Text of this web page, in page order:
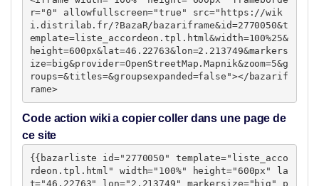
r="0" allowfullscreen="true" src="https://wik
i.distrilab.fr/?BazaR/bazariframe&id=2770050&t
emplate=liste_accordeon.tpl.html&width=100%25&
height=600px&lat=46.22763&lon=2.213749&markers
ize=big&provider=OpenStreetMap.Mapnik&zoom=5&g
roups=&titles=&groupsexpanded=false"></bazarif
rame>
Code action wiki a copier coller dans une page de
ce site
{{bazarliste id="2770050" template="liste_acco
rdeon.tpl.html" width="100%" height="600px" la
t="46.22763" lon="2.213749" markersize="big" p